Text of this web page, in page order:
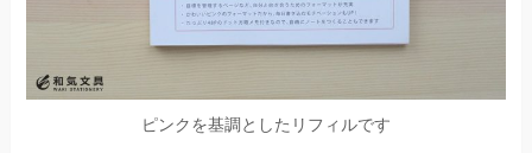
ピンクを基調としたリフィルです